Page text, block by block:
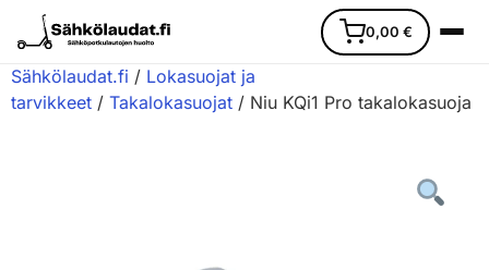
0,00 €
Sähkölaudat.fi / Lokasuojat ja
tarvikkeet / Takalokasuojat / Niu KQi1 Pro takalokasuoja